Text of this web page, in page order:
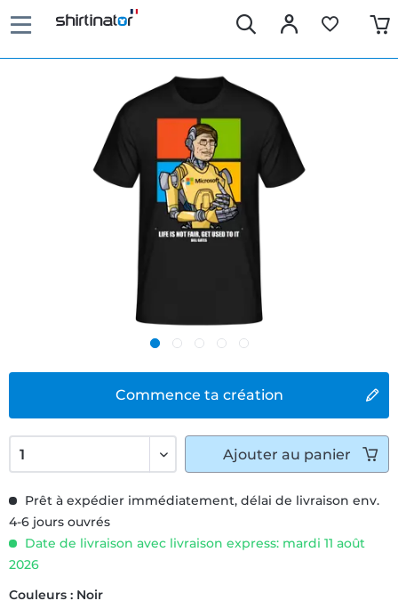
Commence ta création
Prêt à expédier immédiatement, délai de livraison env.
4-6 jours ouvrés
Date de livraison avec livraison express: mardi 11 août
2026
Couleurs : Noir
Ajouter au panier